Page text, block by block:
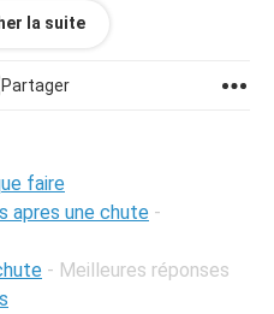
la suite
Partager
faire
apres une chute -
- Meilleures réponses